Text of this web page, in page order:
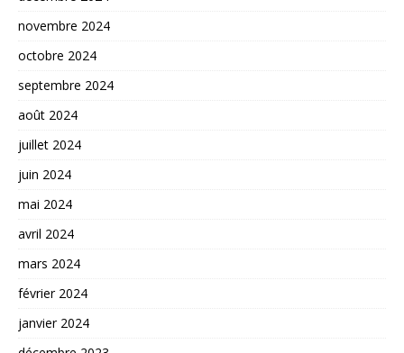
novembre 2024
octobre 2024
septembre 2024
août 2024
juillet 2024
juin 2024
mai 2024
avril 2024
mars 2024
février 2024
janvier 2024